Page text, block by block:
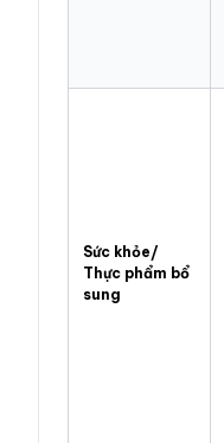
Sức khỏe/
Thực phẩm bổ
sung